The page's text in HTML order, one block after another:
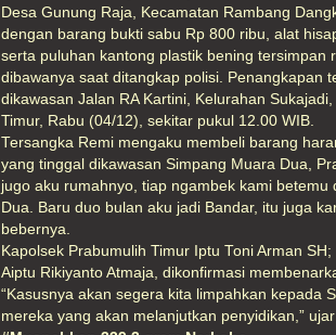
Desa Gunung Raja, Kecamatan Rambang
dengan barang bukti sabu Rp 800 ribu, alat
serta puluhan kantong plastik bening tersimpan
dibawanya saat ditangkap polisi. Penangkapan
dikawasan Jalan RA Kartini, Kelurahan
Timur, Rabu (04/12), sekitar pukul 12.00 WIB.
Tersangka Remi mengaku membeli barang
yang tinggal dikawasan Simpang Muara Dua,
jugo aku rumahnyo, tiap ngambek kami betemu
Dua. Baru duo bulan aku jadi Bandar, itu juga
bebernya.
Kapolsek Prabumulih Timur Iptu Toni Arman
Aiptu Rikiyanto Atmaja, dikonfirmasi
“Kasusnya akan segera kita limpahkan kepada
mereka yang akan melanjutkan penyidikan,”